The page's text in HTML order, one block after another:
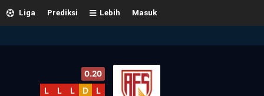
Masuk
Lebih
Prediksi
Liga
0.20
L L L D L